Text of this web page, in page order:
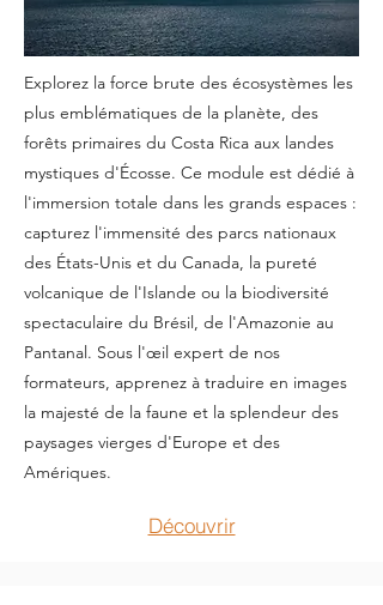
Explorez la force brute des écosystèmes les
plus emblématiques de la planète, des
forêts primaires du Costa Rica aux landes
mystiques d'Écosse. Ce module est dédié à
l'immersion totale dans les grands espaces :
capturez l'immensité des parcs nationaux
des États-Unis et du Canada, la pureté
volcanique de l'Islande ou la biodiversité
spectaculaire du Brésil, de l'Amazonie au
Pantanal. Sous l'œil expert de nos
formateurs, apprenez à traduire en images
la majesté de la faune et la splendeur des
paysages vierges d'Europe et des
Amériques.
Découvrir